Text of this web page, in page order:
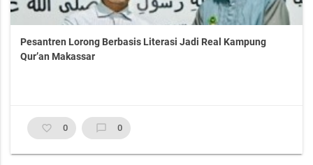
Pesantren Lorong Berbasis Literasi Jadi Real Kampung
Qur’an Makassar
favorite_border 0 chat_bubble_outline 0